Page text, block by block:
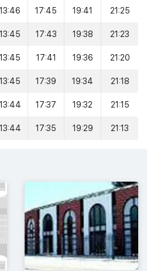
13:46 17:45 19:41 21:25
13:45 17:43 19:38 21:23
13:45 17:41 19:36 21:20
13:45 17:39 19:34 21:18
13:44 17:37 19:32 21:15
13:44 17:35 19:29 21:13